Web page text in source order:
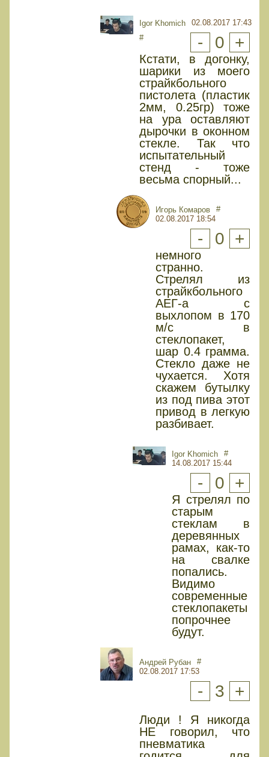
Igor Khomich
02.08.2017 17:43
#
- 0 +
Кстати, в догонку,
шарики из моего
страйкбольного
пистолета (пластик
2мм, 0.25гр) тоже
на ура оставляют
дырочки в оконном
стекле. Так что
испытательный
стенд - тоже
весьма спорный...
Игорь Комаров
02.08.2017 18:54
#
- 0 +
немного
странно.
Стрелял из
страйкбольного
АЕГ-а с
выхлопом в 170
м/с в
стеклопакет,
шар 0.4 грамма.
Стекло даже не
чухается. Хотя
скажем бутылку
из под пива этот
привод в легкую
разбивает.
Igor Khomich
14.08.2017 15:44
#
- 0 +
Я стрелял по
старым
стеклам в
деревянных
рамах, как-то
на свалке
попались.
Видимо
современные
стеклопакеты
попрочнее
будут.
Андрей Рубан
02.08.2017 17:53
#
- 3 +
Люди ! Я никогда
НЕ говорил, что
пневматика